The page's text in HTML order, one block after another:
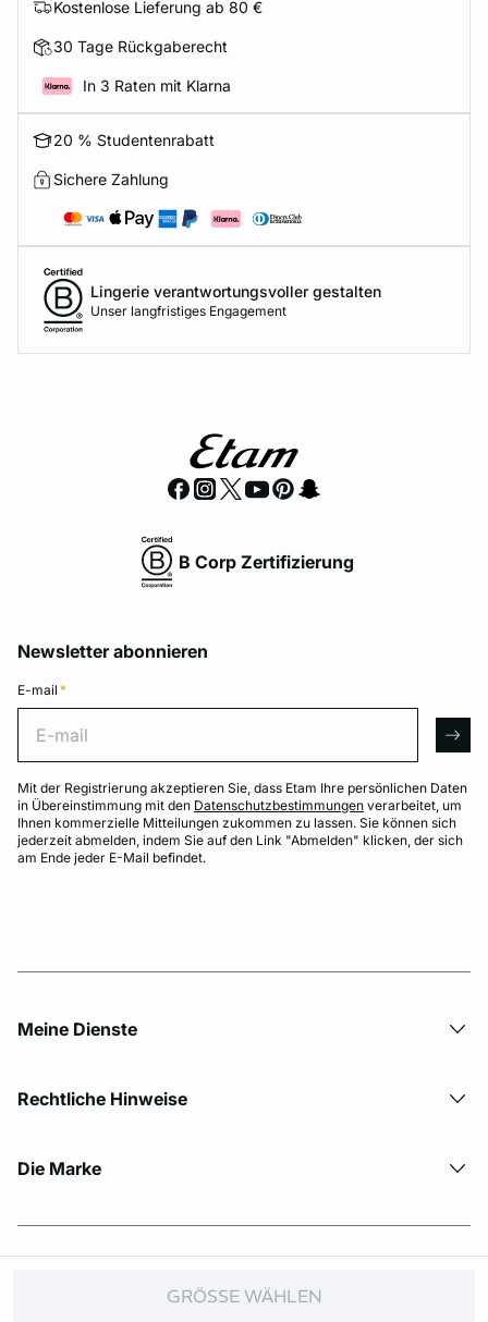
GRÖSSE WÄHLEN
Kostenlose Lieferung ab 80 €
30 Tage Rückgaberecht
In 3 Raten mit Klarna
20 % Studentenrabatt
Sichere Zahlung
Lingerie verantwortungsvoller gestalten
Unser langfristiges Engagement
B Corp Zertifizierung
Newsletter abonnieren
E-mail *
Mit der Registrierung akzeptieren Sie, dass Etam Ihre persönlichen Daten
in Übereinstimmung mit den Datenschutzbestimmungen verarbeitet, um
Ihnen kommerzielle Mitteilungen zukommen zu lassen. Sie können sich
jederzeit abmelden, indem Sie auf den Link "Abmelden" klicken, der sich
am Ende jeder E-Mail befindet.
Meine Dienste
Rechtliche Hinweise
Die Marke